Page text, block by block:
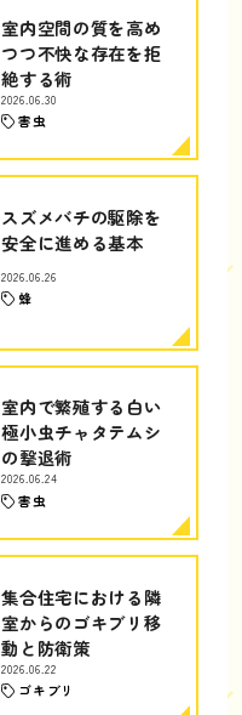
室内空間の質を高め
つつ不快な存在を拒
絶する術
2026.06.30
害虫
スズメバチの駆除を
安全に進める基本
2026.06.26
蜂
室内で繁殖する白い
極小虫チャタテムシ
の撃退術
2026.06.24
害虫
集合住宅における隣
室からのゴキブリ移
動と防衛策
2026.06.22
ゴキブリ